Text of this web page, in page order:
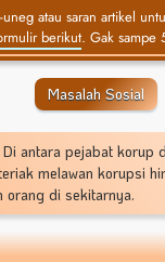
atau saran artikel
berikut. Gak sampe
Masalah Sosial
Di antara pejabat korup
melawan korupsi
orang di sekitarnya.